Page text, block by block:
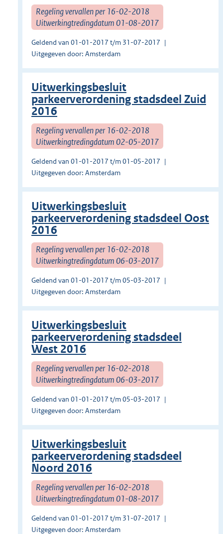
Regeling vervallen per 16-02-2018
Uitwerkingtredingdatum 01-08-2017
Geldend van 01-01-2017 t/m 31-07-2017
Uitgegeven door: Amsterdam
Uitwerkingsbesluit
parkeerverordening stadsdeel Zuid
2016
Regeling vervallen per 16-02-2018
Uitwerkingtredingdatum 02-05-2017
Geldend van 01-01-2017 t/m 01-05-2017
Uitgegeven door: Amsterdam
Uitwerkingsbesluit
parkeerverordening stadsdeel Oost
2016
Regeling vervallen per 16-02-2018
Uitwerkingtredingdatum 06-03-2017
Geldend van 01-01-2017 t/m 05-03-2017
Uitgegeven door: Amsterdam
Uitwerkingsbesluit
parkeerverordening stadsdeel
West 2016
Regeling vervallen per 16-02-2018
Uitwerkingtredingdatum 06-03-2017
Geldend van 01-01-2017 t/m 05-03-2017
Uitgegeven door: Amsterdam
Uitwerkingsbesluit
parkeerverordening stadsdeel
Noord 2016
Regeling vervallen per 16-02-2018
Uitwerkingtredingdatum 01-08-2017
Geldend van 01-01-2017 t/m 31-07-2017
Uitgegeven door: Amsterdam